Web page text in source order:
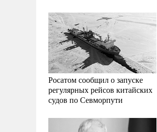
Росатом сообщил о запуске
регулярных рейсов китайских
судов по Севморпути